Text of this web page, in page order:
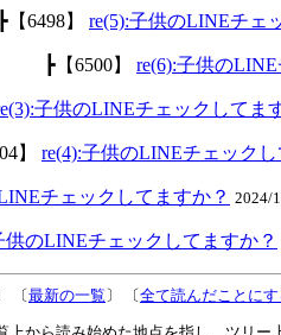
┣【6498】 re(5):子供のLINEチェ
┣【6500】 re(6):子供の
子供のLINEチェックしてま
】 re(4):子供のLINEチェック
チェックしてますか？ 2024/
供のLINEチェックしてますか？
〔最新の一覧 〕 〔全て読んだことに